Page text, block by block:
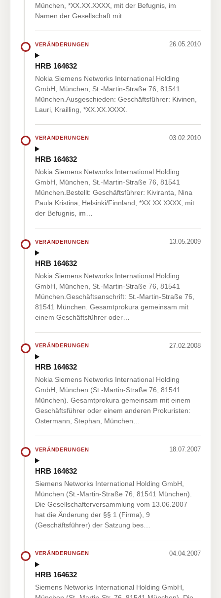
München, *XX.XX.XXXX, mit der Befugnis, im
Namen der Gesellschaft mit…
VERÄNDERUNGEN 26.05.2010
HRB 164632
Nokia Siemens Networks International Holding
GmbH, München, St.-Martin-Straße 76, 81541
München.Ausgeschieden: Geschäftsführer: Kivinen,
Lauri, Krailling, *XX.XX.XXXX.
VERÄNDERUNGEN 03.02.2010
HRB 164632
Nokia Siemens Networks International Holding
GmbH, München, St.-Martin-Straße 76, 81541
München.Bestellt: Geschäftsführer: Kiviranta, Nina
Paula Kristina, Helsinki/Finnland, *XX.XX.XXXX, mit
der Befugnis, im…
VERÄNDERUNGEN 13.05.2009
HRB 164632
Nokia Siemens Networks International Holding
GmbH, München, St.-Martin-Straße 76, 81541
München.Geschäftsanschrift: St.-Martin-Straße 76,
81541 München. Gesamtprokura gemeinsam mit
einem Geschäftsführer oder…
VERÄNDERUNGEN 27.02.2008
HRB 164632
Nokia Siemens Networks International Holding
GmbH, München (St.-Martin-Straße 76, 81541
München). Gesamtprokura gemeinsam mit einem
Geschäftsführer oder einem anderen Prokuristen:
Ostermann, Stephan, München…
VERÄNDERUNGEN 18.07.2007
HRB 164632
Siemens Networks International Holding GmbH,
München (St.-Martin-Straße 76, 81541 München).
Die Gesellschafterversammlung vom 13.06.2007
hat die Änderung der §§ 1 (Firma), 9
(Geschäftsführer) der Satzung bes…
VERÄNDERUNGEN 04.04.2007
HRB 164632
Siemens Networks International Holding GmbH,